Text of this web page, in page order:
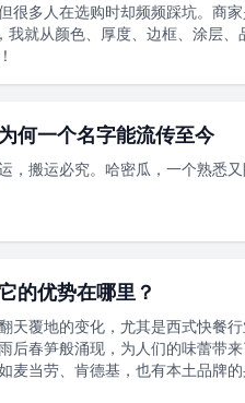
很多人在选购时却频频踩坑。商
我就从颜色、厚度、边框、涂层
何一个名字能流传至今
，搬运必究。哈密瓜，一个熟悉
的优势在哪里？
天覆地的变化，尤其是西式快餐
后春笋般涌现，为人们的味蕾带
麦当劳、肯德基，也有本土品牌